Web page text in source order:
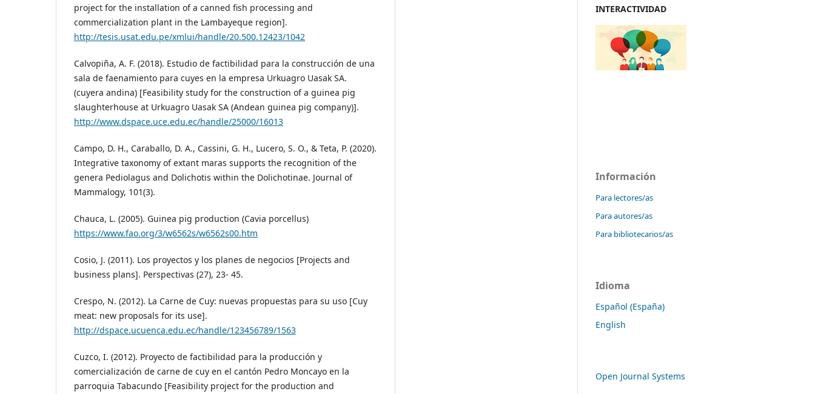
project for the installation of a canned fish processing and
commercialization plant in the Lambayeque region].
http://tesis.usat.edu.pe/xmlui/handle/20.500.12423/1042
Calvopiña, A. F. (2018). Estudio de factibilidad para la construcción de una
sala de faenamiento para cuyes en la empresa Urkuagro Uasak SA.
(cuyera andina) [Feasibility study for the construction of a guinea pig
slaughterhouse at Urkuagro Uasak SA (Andean guinea pig company)].
http://www.dspace.uce.edu.ec/handle/25000/16013
Campo, D. H., Caraballo, D. A., Cassini, G. H., Lucero, S. O., & Teta, P. (2020).
Integrative taxonomy of extant maras supports the recognition of the
genera Pediolagus and Dolichotis within the Dolichotinae. Journal of
Mammalogy, 101(3).
Chauca, L. (2005). Guinea pig production (Cavia porcellus)
https://www.fao.org/3/w6562s/w6562s00.htm
Cosio, J. (2011). Los proyectos y los planes de negocios [Projects and
business plans]. Perspectivas (27), 23- 45.
Crespo, N. (2012). La Carne de Cuy: nuevas propuestas para su uso [Cuy
meat: new proposals for its use].
http://dspace.ucuenca.edu.ec/handle/123456789/1563
Cuzco, I. (2012). Proyecto de factibilidad para la producción y
comercialización de carne de cuy en el cantón Pedro Moncayo en la
parroquia Tabacundo [Feasibility project for the production and
INTERACTIVIDAD
Información
Para lectores/as
Para autores/as
Para bibliotecarios/as
Idioma
Español (España)
English
Open Journal Systems